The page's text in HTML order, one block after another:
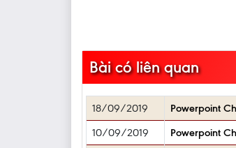
Bài có liên quan
18/09/2019 Powerpoint
10/09/2019
Powerpoint